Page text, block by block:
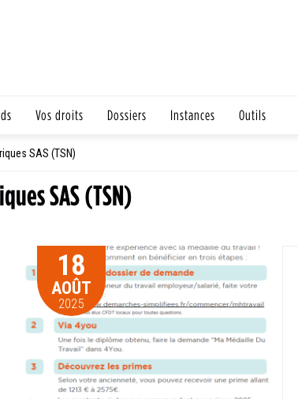
Vos droits Dossiers Instances Outils
SAS (TSN)
SAS (TSN)
18
AOÛT
2025